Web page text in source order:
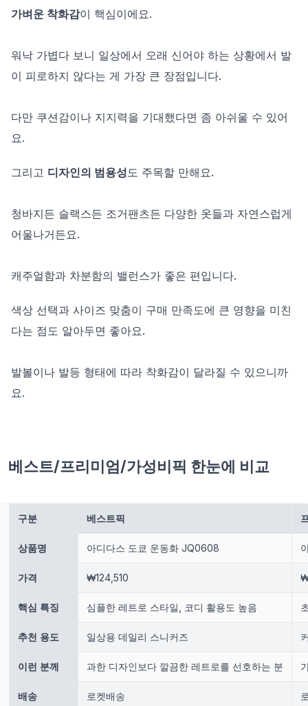
가벼운 착화감이 핵심이에요.
워낙 가볍다 보니 일상에서 오래 신어야 하는 상황에서 발
이 피로하지 않다는 게 가장 큰 장점입니다.
다만 쿠션감이나 지지력을 기대했다면 좀 아쉬울 수 있어
요.
그리고 디자인의 범용성도 주목할 만해요.
청바지든 슬랙스든 조거팬츠든 다양한 옷들과 자연스럽게
어울나거든요.
캐주얼함과 차분함의 밸런스가 좋은 편입니다.
색상 선택과 사이즈 맞춤이 구매 만족도에 큰 영향을 미친
다는 점도 알아두면 좋아요.
발볼이나 발등 형태에 따라 착화감이 달라질 수 있으니까
요.
베스트/프리미엄/가성비픽 한눈에 비교
구분 베스트픽
상품명 아디다스 도쿄 운동화 JQ0608
가격 ₩124,510
핵심 특징 심플한 레트로 스타일, 코디 활용도 높음
추천 용도 일상용 데일리 스니커즈
이런 분께 과한 디자인보다 깔끔한 레트로를 선호하는 분
배송 로켓배송